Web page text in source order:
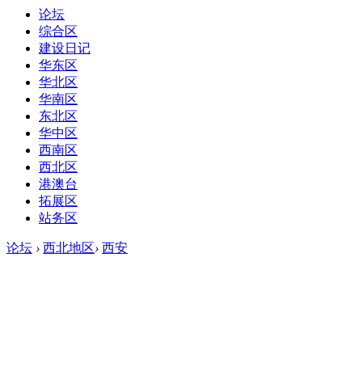
论坛
综合区
建设日记
华东区
华北区
华南区
东北区
华中区
西南区
西北区
港澳台
拓展区
站务区
论坛 › 西北地区› 西安